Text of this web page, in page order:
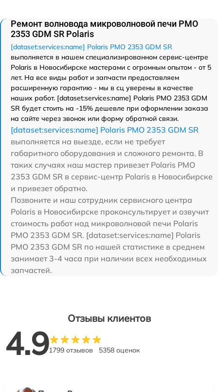
Ремонт волновода микроволновой печи PMO
2353 GDM SR Polaris
[dataset:services:name] Polaris PMO 2353 GDM SR
выполняется в нашем специализированном сервис-центре
Polaris в Новосибирске мастерами с огромным опытом - от 5
лет. На все виды работ и запчасти предоставляем
расширенную гарантию - мы в сц уверены в качестве
наших работ. [dataset:services:name] Polaris PMO 2353 GDM
SR будет стоить на -15% дешевле при оформлении заказа
на сайте через звонок или форму обратной связи.
[dataset:services:name] Polaris PMO 2353 GDM SR
выполняется на выезде, если не требует
габаритного оборудования и сложного ремонта. В
таких случаях наш мастер привезет Polaris PMO
2353 GDM SR в сервис-центр Polaris в Новосибирске
и привезет обратно.
Позвоните и наш сотрудник сервисного центра
Polaris в Новосибирске проконсультирует и озвучит
стоимость работ над микроволновой печи Polaris
PMO 2353 GDM SR. [dataset:services:name] Polaris
PMO 2353 GDM SR по нашей статистике в среднем
занимает 3-4 часа при наличии всех необходимых
запчастей.
Отзывы клиентов
4.91799 отзывов 5358 оценок